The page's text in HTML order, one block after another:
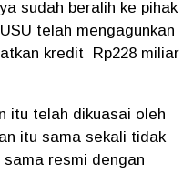
sudah beralih ke pihak
telah mengagunkan
kredit Rp228 miliar
itu telah dikuasai oleh
itu sama sekali tidak
resmi dengan